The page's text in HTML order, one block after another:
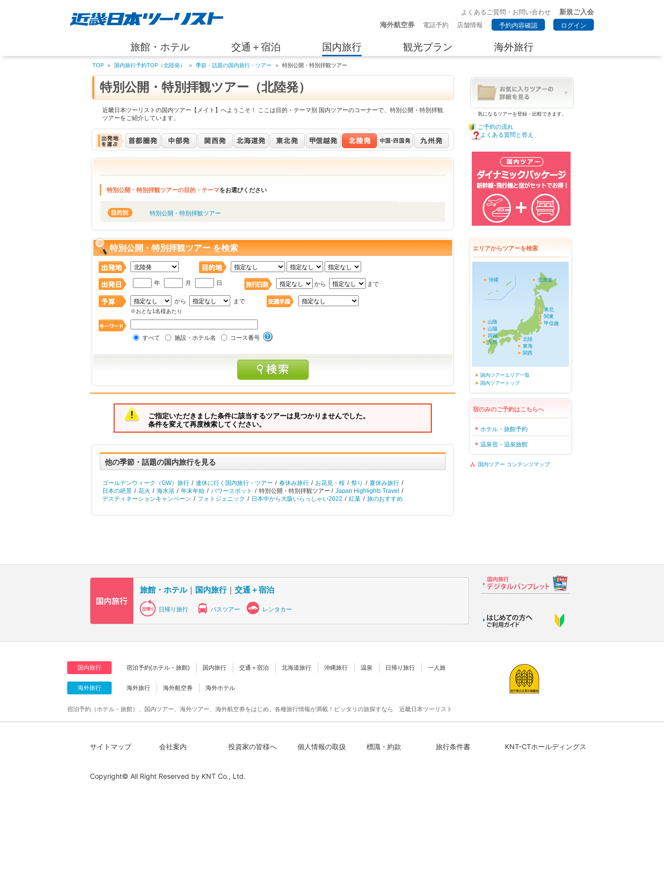
よくあるご質問・お問い合わせ
新規ご入会
海外航空券
電話予約 店舗情報 予約内容確認 ログイン
旅館・ホテル 交通＋宿泊 国内旅行 観光プラン 海外旅行
TOP ＞ 国内旅行予約TOP（北陸発） ＞ 季節・話題の国内旅行・ツアー ＞ 特別公開・特別拝観ツアー
特別公開・特別拝観ツアー（北陸発）
近畿日本ツーリストの国内ツアー【メイト】へようこそ！ ここは目的・テーマ別 国内ツアーのコーナーで、特別公開・特別拝観
ツアーをご紹介しています。
特別公開・特別拝観ツアーの目的・テーマをお選びください
特別公開・特別拝観ツアー
特別公開・特別拝観ツアー を検索
年 月 日 から まで
から まで
※おとな1名様あたり
すべて 施設・ホテル名 コース番号
ご指定いただきました条件に該当するツアーは見つかりませんでした。
条件を変えて再度検索してください。
他の季節・話題の国内旅行を見る
ゴールデンウィーク（GW）旅行 / 連休に行く国内旅行・ツアー / 春休み旅行 / お花見・桜 / 祭り / 夏休み旅行 /
日本の絶景 / 花火 / 海水浴 / 年末年始 / パワースポット / 特別公開・特別拝観ツアー / Japan Highlights Travel
/
デスティネーションキャンペーン / フォトジェニック / 日本中から大阪いらっしゃい2022 / 紅葉 / 旅のおすすめ
気になるツアーを登録・比較できます。
ご予約の流れ
よくある質問と答え
エリアからツアーを検索
北海道
東北
関東
甲信越
北陸
東海
関西
山陰
山陽
四国
九州
沖縄
国内ツアーエリア一覧
国内ツアートップ
宿のみのご予約はこちらへ
ホテル・旅館予約
温泉宿・温泉旅館
国内ツアー コンテンツマップ
旅館・ホテル｜ 国内旅行｜ 交通＋宿泊
日帰り旅行 バスツアー レンタカー
国内旅行 宿泊予約(ホテル・旅館) 国内旅行 交通＋宿泊 北海道旅行 沖縄旅行 温泉 日帰り旅行 一人旅
海外旅行 海外旅行 海外航空券 海外ホテル
宿泊予約（ホテル・旅館）、国内ツアー、海外ツアー、海外航空券をはじめ、各種旅行情報が満載！ピッタリの旅探すなら 近畿日本ツーリスト
サイトマップ 会社案内 投資家の皆様へ 個人情報の取扱 標識・約款 旅行条件書 KNT-CTホールディングス
Copyright© All Right Reserved by KNT Co., Ltd.